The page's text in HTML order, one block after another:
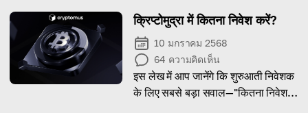
क्रिप्टोमुद्रा में कितना निवेश करें?
10 มกราคม 2568
64 ความคิดเห็น
इस लेख में आप जानेंगे कि शुरुआती निवेशक
के लिए सबसे बड़ा सवाल—"कितना निवेश